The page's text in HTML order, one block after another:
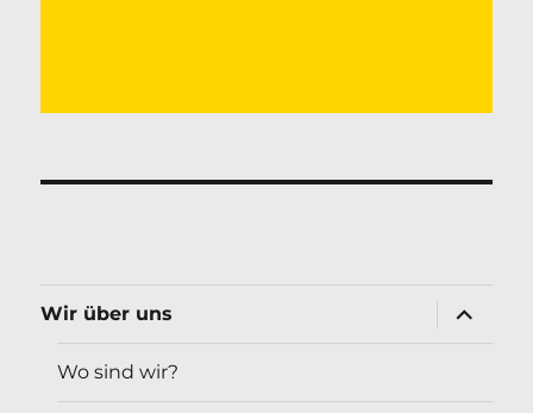
Wir über uns
öffnen
Wo sind wir?